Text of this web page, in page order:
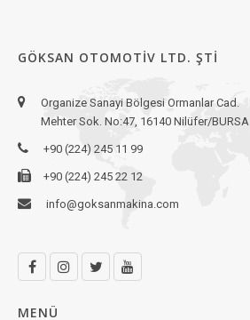
GÖKSAN OTOMOTIV LTD. ŞTI
Organize Sanayi Bölgesi Ormanlar Cad.
Mehter Sok. No:47, 16140 Nilüfer/BURSA
+90 (224) 245 11 99
+90 (224) 245 22 12
info@goksanmakina.com
MENÜ